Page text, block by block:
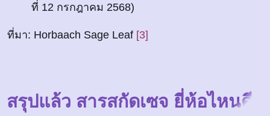
ที่ 12 กรกฎาคม 2568)
ที่มา: Horbaach Sage Leaf [3]
สรุปแล้ว สารสกัดเซจ ยี่ห้อไหนดี